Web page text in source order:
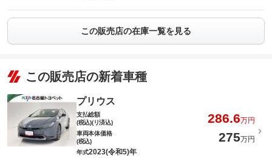
この販売店の在庫一覧を見る
この販売店の新着車種
プリウス
支払総額
(税込)(リ済込)
286.6万円
車両本体価格
(税込)
275万円
年式2023(令和5)年